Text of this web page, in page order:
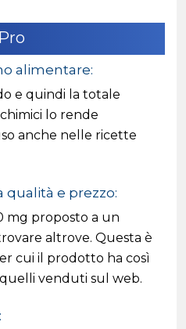
Pro
alimentare:
e quindi la totale
lo rende
anche nelle ricette
qualità e prezzo:
mg proposto a un
altrove. Questa è
cui il prodotto ha così
venduti sul web.